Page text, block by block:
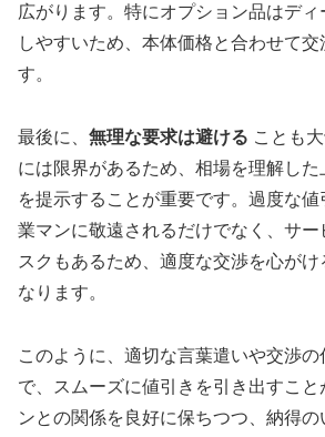
広がります。特にオプション品はデ
しやすいため、本体価格と合わせて
す。
最後に、 無理な要求は避ける ことも
には限界があるため、相場を理解し
を提示することが重要です。過度な
業マンに敬遠されるだけでなく、サー
スクもあるため、適度な交渉を心がけ
なります。
このように、適切な言葉遣いや交渉の
で、スムーズに値引きを引き出すこ
ンとの関係を良好に保ちつつ、納得の